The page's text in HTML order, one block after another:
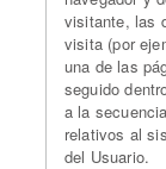
visitante, las
visita (por
una de las
seguido
a la
relativos al
del Usuario.